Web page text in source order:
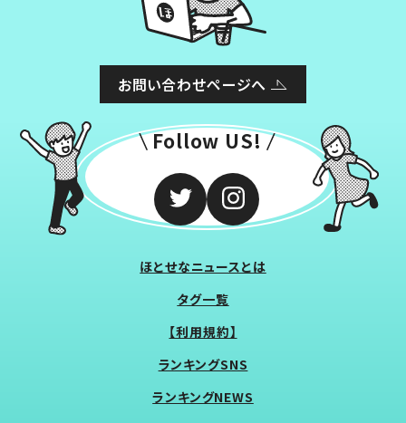
お問い合わせページへ
Follow US!
ほとせなニュースとは
タグ一覧
【利用規約】
ランキングSNS
ランキングNEWS